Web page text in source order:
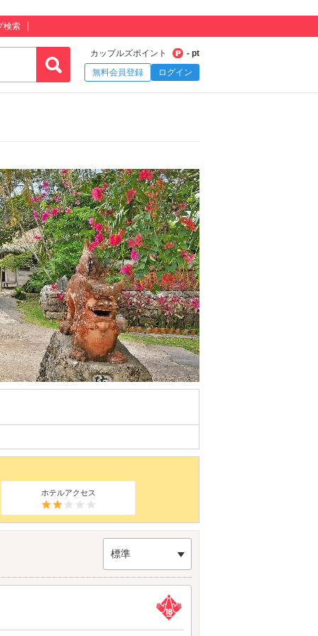
検索
カップルズポイント
- pt
無料会員登録
ログイン
ホテルアクセス
標準